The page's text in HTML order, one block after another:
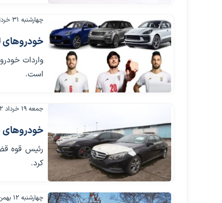
چهارشنبه ۳۱ خرداد ۱۴۰۲
خودروهای
است.
جمعه ۱۹ خرداد ۱۴۰۲
خودروها‌ی میلیاردی
رئیس قوه
کرد.
چهارشنبه ۱۲ بهمن ۱۴۰۱